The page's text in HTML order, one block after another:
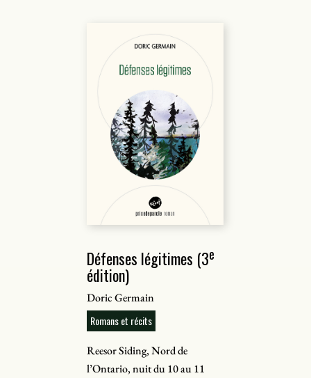
Défenses légitimes (3e
édition)
Doric Germain
Romans et récits
Reesor Siding, Nord de
l’Ontario, nuit du 10 au 11